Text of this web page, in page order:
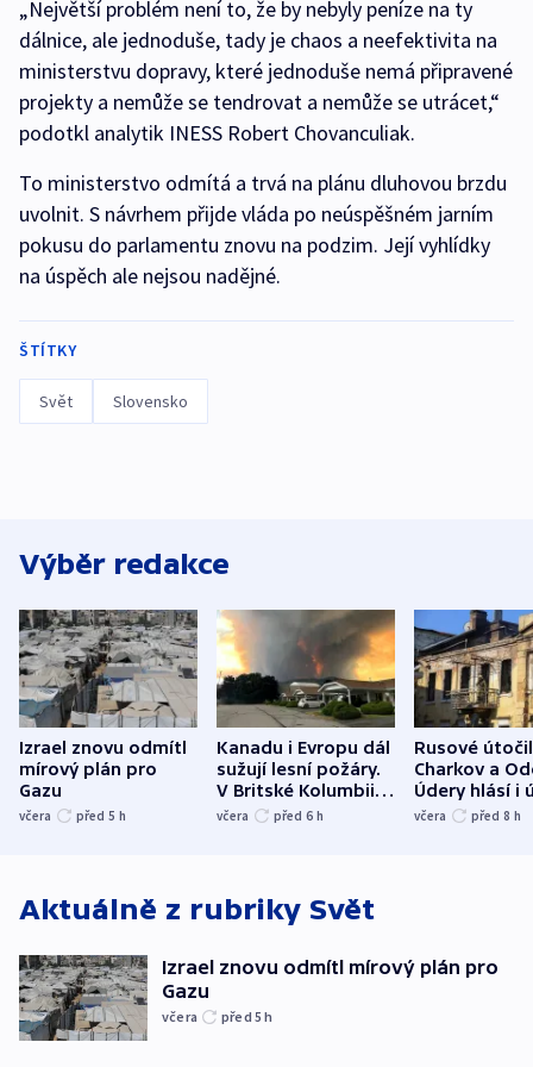
„Největší problém není to, že by nebyly peníze na ty
dálnice, ale jednoduše, tady je chaos a neefektivita na
ministerstvu dopravy, které jednoduše nemá připravené
projekty a nemůže se tendrovat a nemůže se utrácet,“
podotkl analytik INESS Robert Chovanculiak.
To ministerstvo odmítá a trvá na plánu dluhovou brzdu
uvolnit. S návrhem přijde vláda po neúspěšném jarním
pokusu do parlamentu znovu na podzim. Její vyhlídky
na úspěch ale nejsou nadějné.
ŠTÍTKY
Svět Slovensko
Výběr redakce
Izrael znovu odmítl
mírový plán pro
Gazu
včera před 5 h
Kanadu i Evropu dál
sužují lesní požáry.
V Britské Kolumbii
evakuovali tisíce lidí
včera před 6 h
Rusové
Charkov a
Údery hlásí i
Bělgorodu
včera před 8 h
Aktuálně z rubriky Svět
Izrael znovu odmítl mírový plán pro
Gazu
včera před 5h